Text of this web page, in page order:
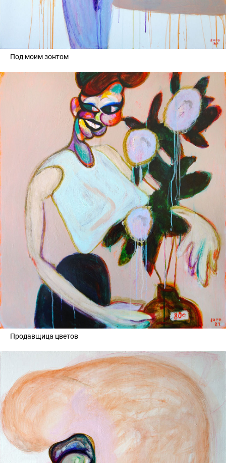
Под моим зонтом
Продавщица цветов